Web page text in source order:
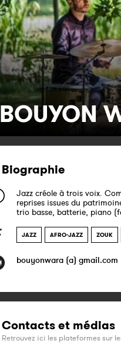
BOUYON
Biographie
Jazz créole à trois voix.
reprises issues du
trio basse, batterie, piano
JAZZ AFRO-JAZZ ZOUK
bouyonwara (a) gmail.com
Contacts et médias
Retrouvez ici les plateformes sur